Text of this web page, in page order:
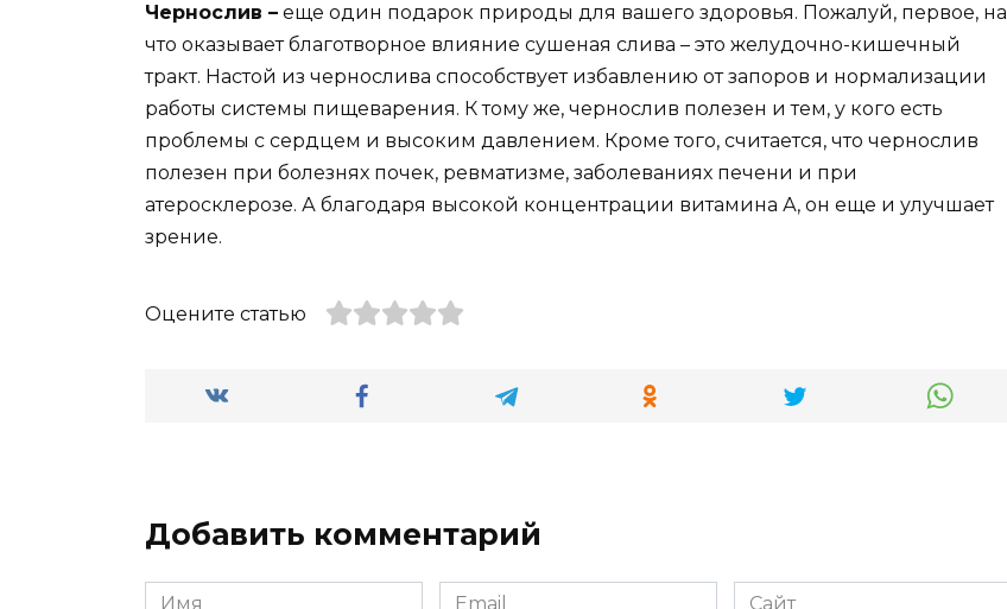
Чернослив – еще один подарок природы для вашего здоровья. Пожалуй, первое, на
что оказывает благотворное влияние сушеная слива – это желудочно-кишечный
тракт. Настой из чернослива способствует избавлению от запоров и нормализации
работы системы пищеварения. К тому же, чернослив полезен и тем, у кого есть
проблемы с сердцем и высоким давлением. Кроме того, считается, что чернослив
полезен при болезнях почек, ревматизме, заболеваниях печени и при
атеросклерозе. А благодаря высокой концентрации витамина А, он еще и улучшает
зрение.
Оцените статью
Добавить комментарий
Имя
Email
Сайт